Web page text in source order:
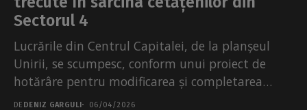
Sectorul 4
Lucrările din Centrul Capitalei, de la planșeul
Unirii, se scumpesc, conform unui proiect de
hotărâre pentru modificarea și completarea
indicatorilor tehnico-economici, care urmează...
DE DENIZ GARGULI 06/04/2026